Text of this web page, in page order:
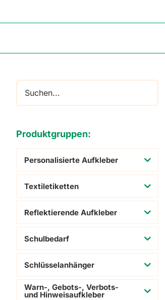
Namensaufkleber
Adressaufkleber
Produktgruppen:
Personalisierte Aufkleber
Textiletiketten
Reflektierende Aufkleber
Schulbedarf
Schlüsselanhänger
Warn-, Gebots-, Verbots-
und Hinweisaufkleber